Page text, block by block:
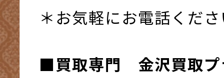
＊お気軽にお電話くだ
■買取専門 金沢買取プ